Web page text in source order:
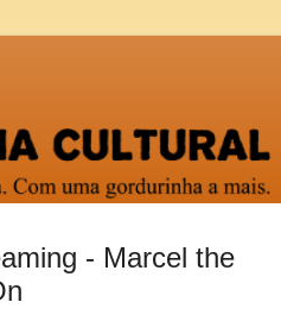
- Marcel the